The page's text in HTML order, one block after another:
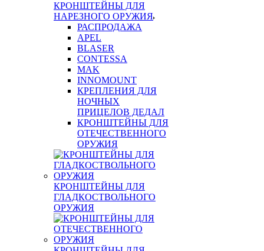
КРОНШТЕЙНЫ ДЛЯ
НАРЕЗНОГО ОРУЖИЯ
РАСПРОДАЖА
APEL
BLASER
CONTESSA
MAK
INNOMOUNT
КРЕПЛЕНИЯ ДЛЯ
НОЧНЫХ
ПРИЦЕЛОВ ДЕДАЛ
КРОНШТЕЙНЫ ДЛЯ
ОТЕЧЕСТВЕННОГО
ОРУЖИЯ
КРОНШТЕЙНЫ ДЛЯ
ГЛАДКОСТВОЛЬНОГО
ОРУЖИЯ